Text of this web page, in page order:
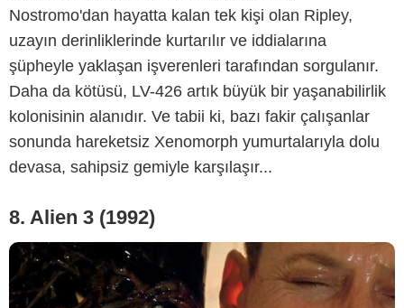
Nostromo'dan hayatta kalan tek kişi olan Ripley,
uzayın derinliklerinde kurtarılır ve iddialarına
şüpheyle yaklaşan işverenleri tarafından sorgulanır.
Daha da kötüsü, LV-426 artık büyük bir yaşanabilirlik
kolonisinin alanıdır. Ve tabii ki, bazı fakir çalışanlar
sonunda hareketsiz Xenomorph yumurtalarıyla dolu
devasa, sahipsiz gemiyle karşılaşır...
8. Alien 3 (1992)